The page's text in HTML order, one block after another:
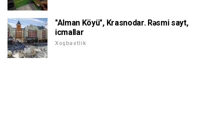
"Alman Köyü", Krasnodar. Rəsmi sayt,
icmallar
Xoşbəxtlik